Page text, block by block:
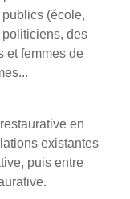
(école,
des
et femmes de
en
existantes
puis entre